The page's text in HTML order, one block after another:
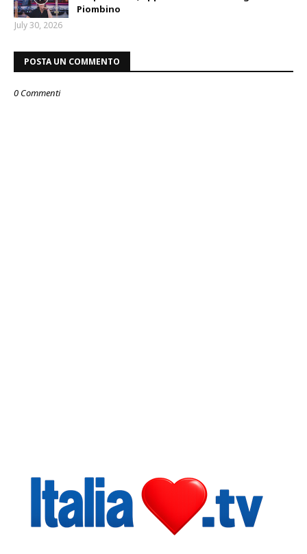
Piombino
July 30, 2026
POSTA UN COMMENTO
0 Commenti